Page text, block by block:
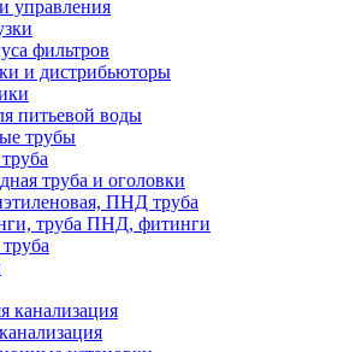
управления
фильтров
и дистрибьюторы
питьевой воды
трубы
труба и оголовки
ПНД труба
труба ПНД, фитинги
канализация